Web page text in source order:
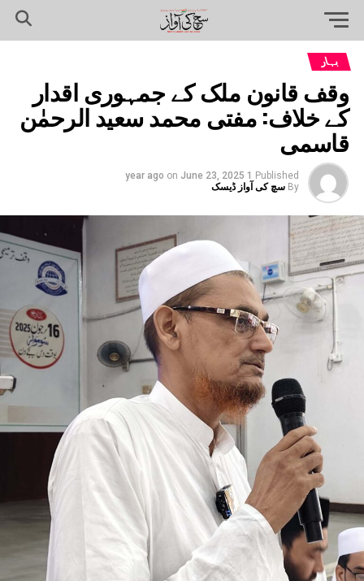
بہار
وقف قانون ملک کے جمہوری اقدار
کے خلاف: مفتی محمد سعید الرحمٰن
قاسمی
Published
1 year ago
on June 23, 2025
By سچ کی آواز ڈیسک